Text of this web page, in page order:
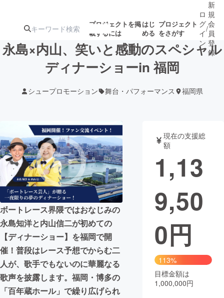
プロジェクトを掲
載するには
はじ
める
プロジェクト
をさがす
ジェクト
注目のリ
ターン
注目の新着プロ
ジェクト
ロジェクト
もうすぐ公開
されます
アート・写真 音楽
テクノロジー・ガジェット ゲーム・サ
映像・映画
ビジネス・起業
まちづくり・地域活性化
CAMPFIRE for Social Good
CAMPFIRE Creation
CAMPFIREふるさと納税machi-ya コミュニティ
ロ
グ
イ
ン
/
新
規
会
員
登
録
永島×内山、笑いと感動のスペシャル
ディナーショーin 福岡
シュープロモーション 舞台・パフォーマンス 福岡県
ボートレース界隈ではおなじみの
永島知洋と内山信二が初めての
【ディナーショー】を福岡で開
催！普段はレース予想でからむ二
人が、歌手でもないのに華麗なる
歌声を披露します。福岡・博多の
「百年蔵ホール」で繰り広げられ
現在の支援総
額
1,13
9,50
0円
113%
目標金額は
1,000,000円